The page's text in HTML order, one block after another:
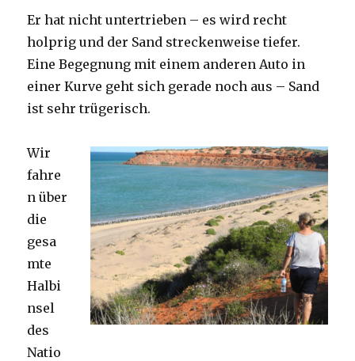
Er hat nicht untertrieben – es wird recht
holprig und der Sand streckenweise tiefer.
Eine Begegnung mit einem anderen Auto in
einer Kurve geht sich gerade noch aus – Sand
ist sehr trügerisch.
Wir
fahre
n über
die
gesa
mte
Halbi
nsel
des
Natio